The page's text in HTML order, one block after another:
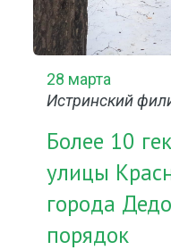
28 марта
Истринский
Более 10
улицы
города
порядок